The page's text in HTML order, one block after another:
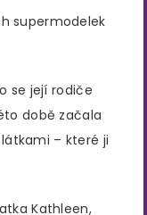
supermodelek
se její rodiče
době začala
– které ji
Kathleen,